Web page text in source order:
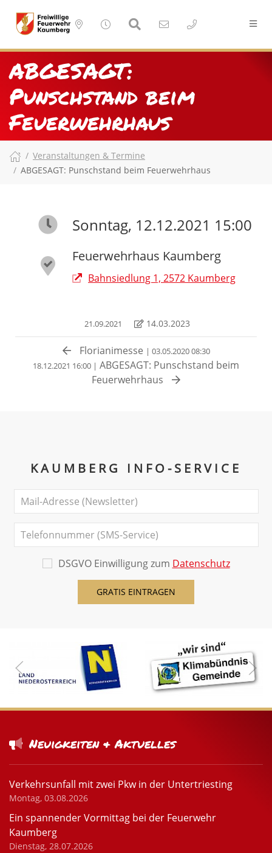
ABGESAGT:
Punschstand beim
Feuerwehrhaus
Veranstaltungen & Termine
ABGESAGT: Punschstand beim Feuerwehrhaus
Sonntag, 12.12.2021 15:00
Feuerwehrhaus Kaumberg
Bahnsiedlung 1, 2572 Kaumberg
21.09.2021 14.03.2023
Florianimesse | 03.05.2020 08:30
18.12.2021 16:00 | ABGESAGT: Punschstand beim
Feuerwehrhaus
KAUMBERG INFO-SERVICE
DSGVO Einwilligung zum Datenschutz
Neuigkeiten & Aktuelles
Verkehrsunfall mit zwei Pkw in der Untertriesting
Montag, 03.08.2026
Ein spannender Vormittag bei der Feuerwehr
Kaumberg
Dienstag, 28.07.2026